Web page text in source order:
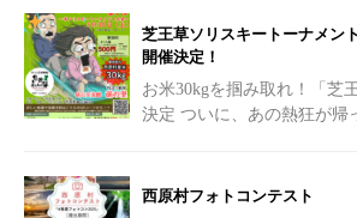
芝王草ソリスキートーナメ
開催決定！
お米30kgを掴み取れ！「芝
決定 ついに、あの熱狂が帰
西原村フォトコンテスト